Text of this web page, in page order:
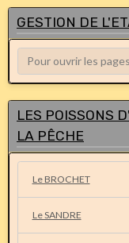
GESTION DE
LES POISSONS
LA PÊCHE
Le BROCHET
Le SANDRE